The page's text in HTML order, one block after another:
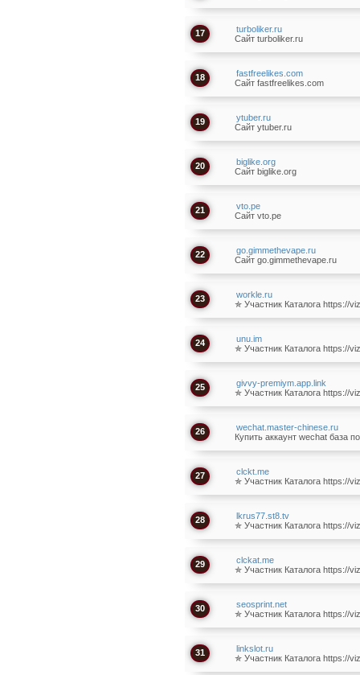
17
turboliker.ru
Сайт turboliker.ru
18
fastfreelikes.com
Сайт fastfreelikes.com
19
ytuber.ru
Сайт ytuber.ru
20
biglike.org
Сайт biglike.org
21
vto.pe
Сайт vto.pe
22
go.gimmethevape.ru
Сайт go.gimmethevape.ru
23
workle.ru
✯ Участник Каталога https://
24
unu.im
✯ Участник Каталога https://
25
givvy-premiym.app.link
✯ Участник Каталога https://
26
wechat.master-chinese.ru
Купить аккаунт wechat база
27
clckt.me
✯ Участник Каталога https://
28
lkrus77.st8.tv
✯ Участник Каталога https://
29
clckat.me
✯ Участник Каталога https://
30
seosprint.net
✯ Участник Каталога https://
31
linkslot.ru
✯ Участник Каталога https://